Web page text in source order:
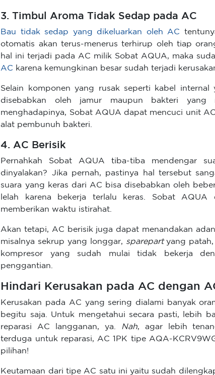
3. Timbul Aroma Tidak Sedap pada AC
Bau tidak sedap yang dikeluarkan oleh AC
otomatis akan terus-menerus terhirup oleh tiap
hal ini terjadi pada AC milik Sobat AQUA, maka
AC karena kemungkinan besar sudah terjadi
Selain komponen yang rusak seperti kabel
disebabkan oleh jamur maupun bakteri
menghadapinya, Sobat AQUA dapat mencuci unit
alat pembunuh bakteri.
4. AC Berisik
Pernahkah Sobat AQUA tiba-tiba mendengar
dinyalakan? Jika pernah, pastinya hal tersebut
suara yang keras dari AC bisa disebabkan oleh
lelah karena bekerja terlalu keras. Sobat
memberikan waktu istirahat.
Akan tetapi, AC berisik juga dapat menandakan
misalnya sekrup yang longgar, sparepartyang
kompresor yang sudah mulai tidak bekerja
penggantian.
Hindari Kerusakan pada AC dengan
Kerusakan pada AC yang sering dialami banyak
begitu saja. Untuk mengetahui secara pasti, lebih
reparasi AC langganan, ya.
Nah, agar lebih
terduga untuk reparasi, AC 1PK tipe AQA-
pilihan!
Keutamaan dari tipe AC satu ini yaitu sudah